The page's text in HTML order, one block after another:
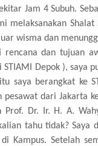
Jam 4 Subuh.
melaksanakan
wisma dan
rencana dan tujuan
Depok ), saya
saya berangkat ke
dari Jakarta
Prof. Dr. Ir. H. A.
tahu tidak?
Kampus. Setelah